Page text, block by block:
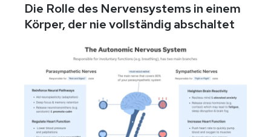
Die Rolle des Nervensystems in einem
Körper, der nie vollständig abschaltet